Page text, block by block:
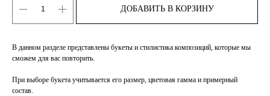
ДОБАВИТЬ В КОРЗИНУ
В данном разделе представлены букеты и стилистика композиций, которые мы
сможем для вас повторить.
При выборе букета учитывается его размер, цветовая гамма и примерный
состав.